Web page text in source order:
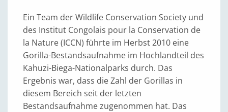
Ein Team der Wildlife Conservation Society und
des Institut Congolais pour la Conservation de
la Nature (ICCN) führte im Herbst 2010 eine
Gorilla-Bestandsaufnahme im Hochlandteil des
Kahuzi-Biega-Nationalparks durch. Das
Ergebnis war, dass die Zahl der Gorillas in
diesem Bereich seit der letzten
Bestandsaufnahme zugenommen hat. Das